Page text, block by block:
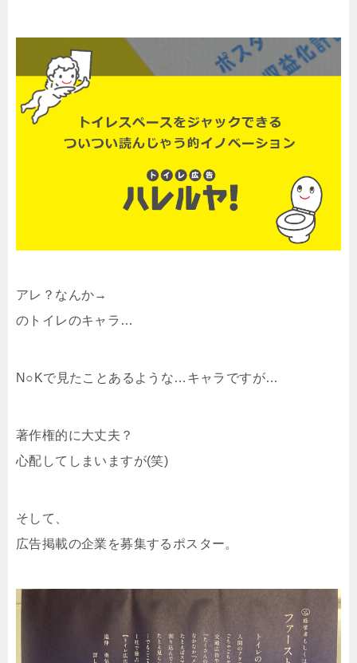
アレ？なんか→
のトイレのキャラ…
N○Kで見たことあるような…キャラですが…
著作権的に大丈夫？
心配してしまいますが(笑)
そして、
広告掲載の企業を募集するポスター。